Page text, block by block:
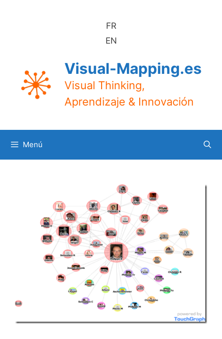
FR
EN
Visual-Mapping.es
Visual Thinking,
Aprendizaje & Innovación
Menú